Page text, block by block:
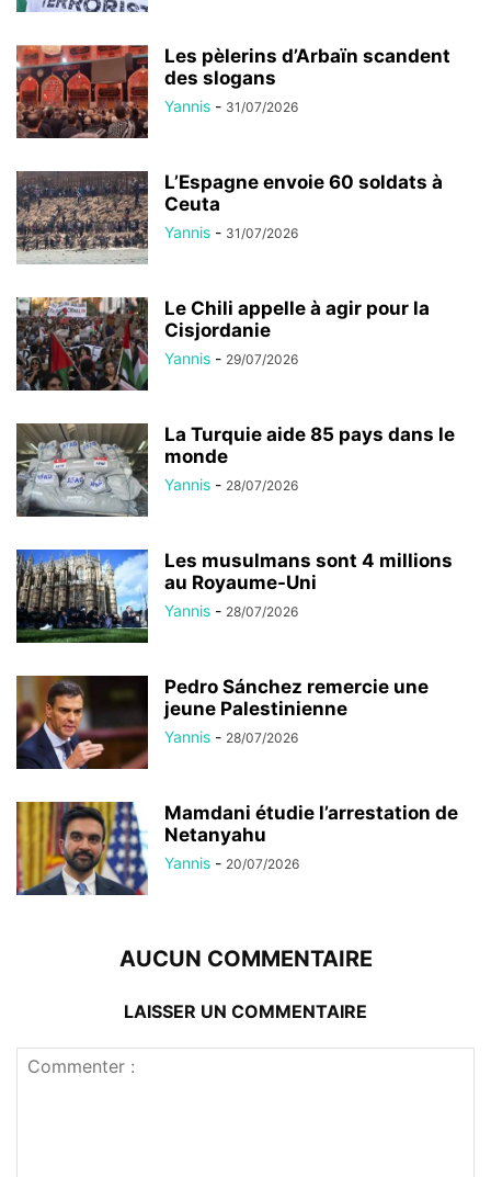
Les pèlerins d’Arbaïn scandent
des slogans
Yannis - 31/07/2026
L’Espagne envoie 60 soldats à
Ceuta
Yannis - 31/07/2026
Le Chili appelle à agir pour la
Cisjordanie
Yannis - 29/07/2026
La Turquie aide 85 pays dans le
monde
Yannis - 28/07/2026
Les musulmans sont 4 millions
au Royaume-Uni
Yannis - 28/07/2026
Pedro Sánchez remercie une
jeune Palestinienne
Yannis - 28/07/2026
Mamdani étudie l’arrestation de
Netanyahu
Yannis - 20/07/2026
AUCUN COMMENTAIRE
LAISSER UN COMMENTAIRE